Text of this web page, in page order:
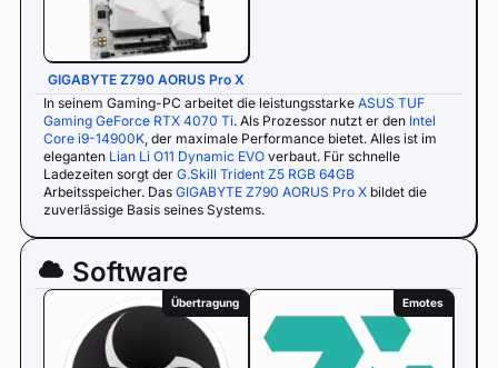
GIGABYTE Z790 AORUS Pro X
In seinem Gaming-PC arbeitet die leistungsstarke ASUS TUF
Gaming GeForce RTX 4070 Ti. Als Prozessor nutzt er den Intel
Core i9-14900K , der maximale Performance bietet. Alles ist im
eleganten Lian Li O11 Dynamic EVO verbaut. Für schnelle
Ladezeiten sorgt der G.Skill Trident Z5 RGB 64GB
Arbeitsspeicher. Das GIGABYTE Z790 AORUS Pro X bildet die
zuverlässige Basis seines Systems.
Software
Übertragung Emotes